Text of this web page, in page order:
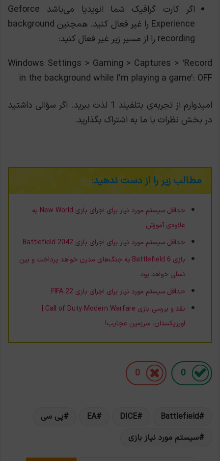
اگر کارت گرافیک شما انویدیا می‌باشد Geforce
Experience را غیر فعال کنید. همچنین background
recording را از مسیر زیر غیر فعال کنید:
Windows Settings > Gaming > Captures > ‘Record
in the background while I’m playing a game’: OFF
امیدوارم از تجربه‌ی بتلفیلد 1 لذت ببرید. اگر سؤالی داشتید
در بخش نظرات با ما به اشتراک بگذارید.
مطالب زیر را از دست ندهید:
حداقل سیستم مورد نیاز برای اجرای بازی New World به
علاوه‌ی آموزش
حداقل سیستم مورد نیاز برای اجرای بازی Battlefield 2042
بازی Battlefield 6 به جنگ‌های مدرن خواهد پرداخت و بین
نسلی خواهد بود
حداقل سیستم مورد نیاز برای اجرای بازی FIFA 22
نقد و بررسی بازی Call of Duty Modern Warfare |
اورزیکستان، سرزمین عجایب!
0
0
Battlefield
DICE
EA
پی سی
سیستم مورد نیاز بازی